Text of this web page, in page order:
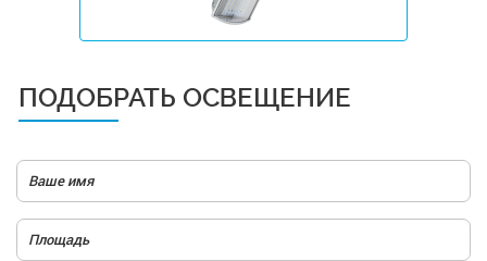
ПОДОБРАТЬ ОСВЕЩЕНИЕ